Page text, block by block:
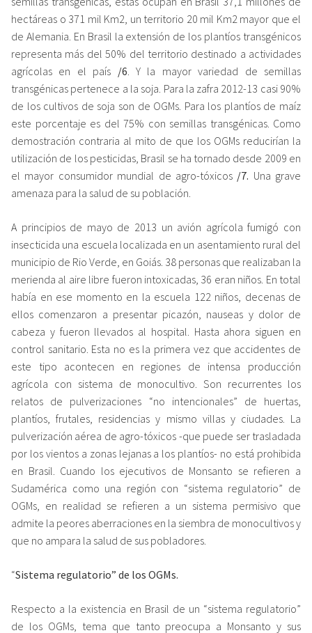
hectáreas o 371 mil Km2, un territorio 20 mil Km2 mayor que el
de Alemania. En Brasil la extensión de los plantíos transgénicos
representa más del 50% del territorio destinado a actividades
agrícolas en el país /6 . Y la mayor variedad de semillas
transgénicas pertenece a la soja. Para la zafra 2012-13 casi 90%
de los cultivos de soja son de OGMs. Para los plantíos de maíz
este porcentaje es del 75% con semillas transgénicas. Como
demostración contraria al mito de que los OGMs reducirían la
utilización de los pesticidas, Brasil se ha tornado desde 2009 en
el mayor consumidor mundial de agro-tóxicos /7. Una grave
amenaza para la salud de su población.
A principios de mayo de 2013 un avión agrícola fumigó con
insecticida una escuela localizada en un asentamiento rural del
municipio de Rio Verde, en Goiás. 38 personas que realizaban la
merienda al aire libre fueron intoxicadas, 36 eran niños. En total
había en ese momento en la escuela 122 niños, decenas de
ellos comenzaron a presentar picazón, nauseas y dolor de
cabeza y fueron llevados al hospital. Hasta ahora siguen en
control sanitario. Esta no es la primera vez que accidentes de
este tipo acontecen en regiones de intensa producción
agrícola con sistema de monocultivo. Son recurrentes los
relatos de pulverizaciones “no intencionales” de huertas,
plantíos, frutales, residencias y mismo villas y ciudades. La
pulverización aérea de agro-tóxicos -que puede ser trasladada
por los vientos a zonas lejanas a los plantíos- no está prohibida
en Brasil. Cuando los ejecutivos de Monsanto se refieren a
Sudamérica como una región con “sistema regulatorio” de
OGMs, en realidad se refieren a un sistema permisivo que
admite la peores aberraciones en la siembra de monocultivos y
que no ampara la salud de sus pobladores.
“Sistema regulatorio” de los OGMs.
Respecto a la existencia en Brasil de un “sistema regulatorio”
de los OGMs, tema que tanto preocupa a Monsanto y sus